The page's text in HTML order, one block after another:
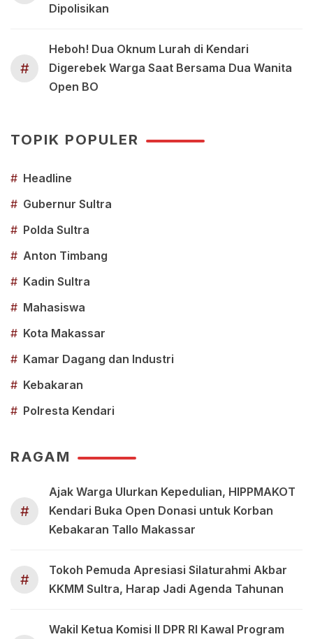
Dipolisikan
#
Heboh! Dua Oknum Lurah di Kendari
Digerebek Warga Saat Bersama Dua Wanita
Open BO
TOPIK POPULER
# Headline
# Gubernur Sultra
# Polda Sultra
# Anton Timbang
# Kadin Sultra
# Mahasiswa
# Kota Makassar
# Kamar Dagang dan Industri
# Kebakaran
# Polresta Kendari
RAGAM
#
Ajak Warga Ulurkan Kepedulian, HIPPMAKOT
Kendari Buka Open Donasi untuk Korban
Kebakaran Tallo Makassar
#
Tokoh Pemuda Apresiasi Silaturahmi Akbar
KKMM Sultra, Harap Jadi Agenda Tahunan
Wakil Ketua Komisi II DPR RI Kawal Program